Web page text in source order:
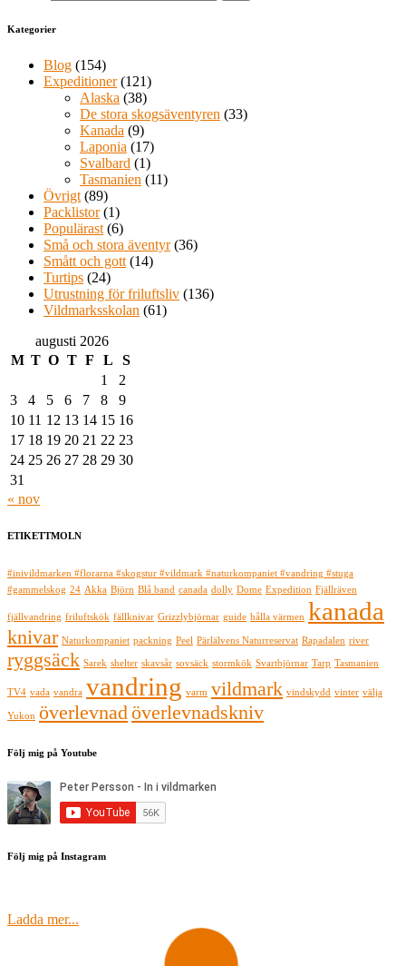
Kategorier
Blog (154)
Expeditioner(121)
Alaska (38)
De stora skogsäventyren (33)
Kanada (9)
Laponia (17)
Svalbard (1)
Tasmanien (11)
Övrigt (89)
Packlistor(1)
Populärast (6)
Små och stora äventyr(36)
Smått och gott (14)
Turtips (24)
Utrustning för friluftsliv (136)
Vildmarksskolan (61)
augusti 2026
M T O T F L
S
1
2
3
4 5 6 7 8
9
10 11 12 13 14 15 16
17 18 19 20 21 22 23
24 25 26 27 28 29 30
31
« nov
ETIKETTMOLN
#inivildmarken #florarna #skogstur #vildmark #naturkompaniet #vandring #stuga
#gammelskog 24 Akka Björn Blå band canada dolly Dome Expedition Fjällräven
fjällvandring friluftskök fällknivar Grizzlybjörnar guide hålla värmen kanada
knivar Naturkompaniet packning Peel Pärlälvens Naturreservat Rapadalen river
ryggsäck Sarek shelter skavsår sovsäck stormkök Svartbjörnar Tarp Tasmanien
TV4 vada vandra vandring varm vildmark vindskydd vinter välja
Yukon överlevnadöverlevnadskniv
Följ mig på Youtube
Följ mig på Instagram
Ladda mer...